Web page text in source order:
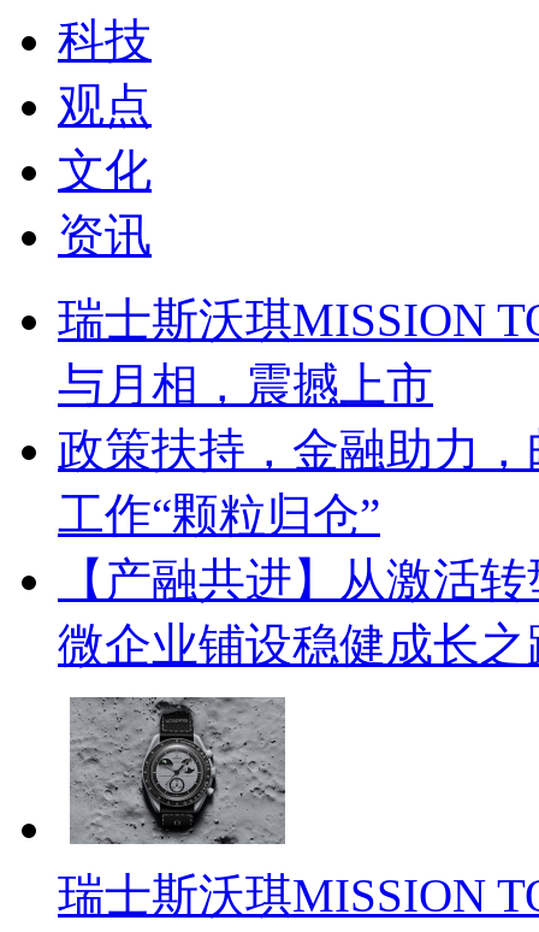
科技
观点
文化
资讯
瑞士斯沃琪MISSION
与月相，震撼上市
政策扶持，金融助力
工作“颗粒归仓”
【产融共进】从激活
微企业铺设稳健成长之
瑞士斯沃琪MISSION